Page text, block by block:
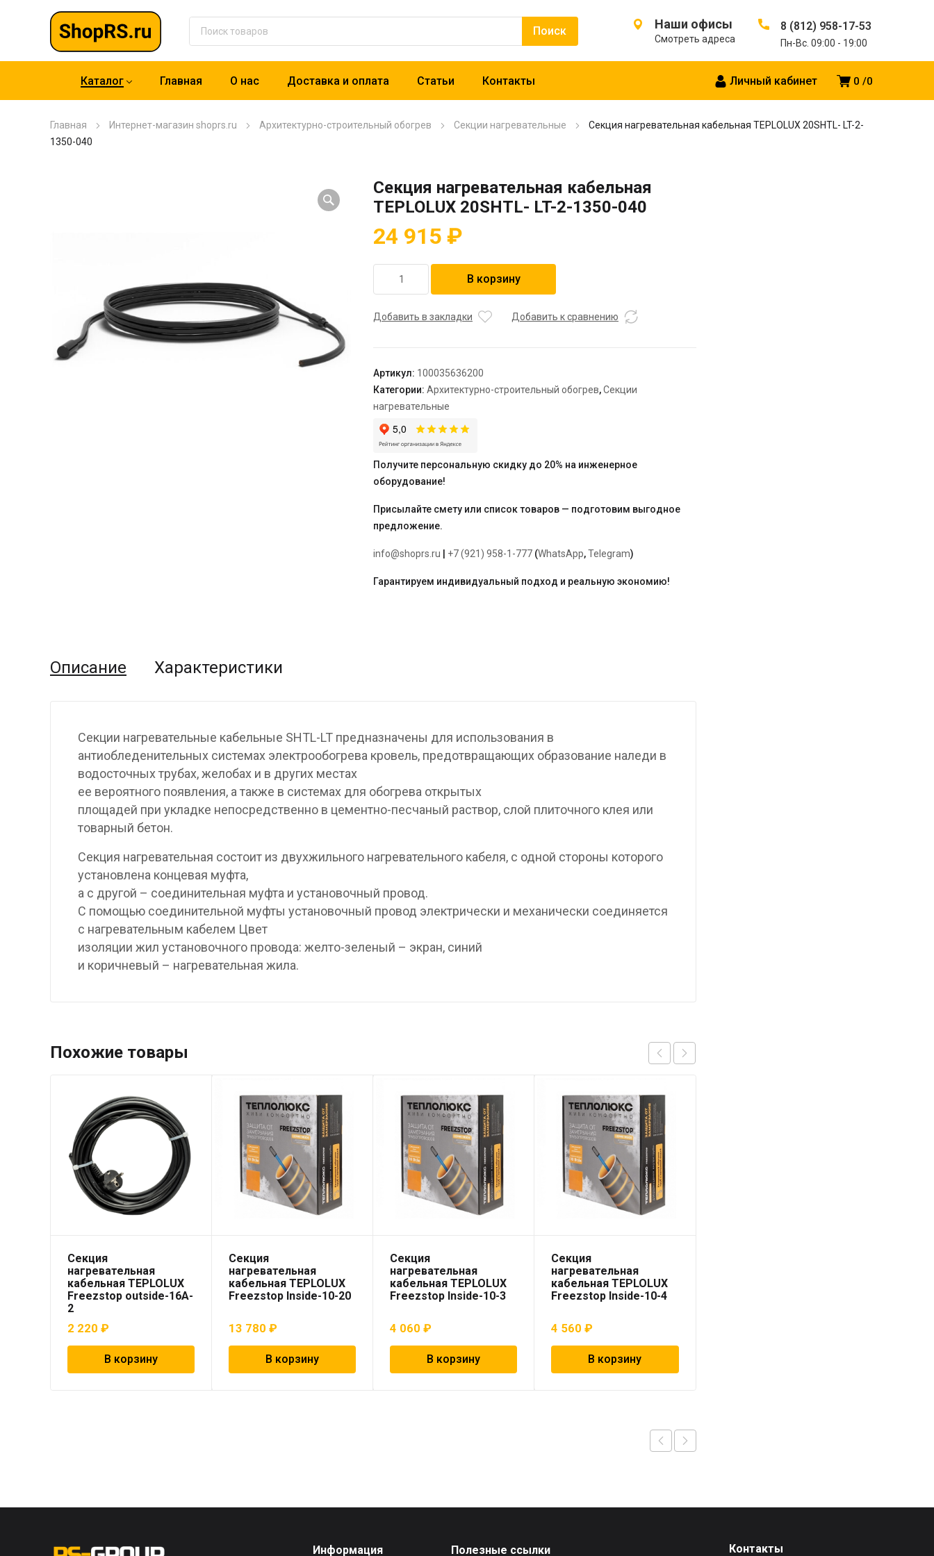
Наши офисы
Смотреть адреса
8 (812) 958-17-53
Пн-Вс. 09:00 - 19:00
0 0
Личный кабинет
Каталог Главная О нас Доставка и оплата Статьи Контакты
Главная Интернет-магазин shoprs.ru Архитектурно-строительный обогрев Секции нагревательные
Секция нагревательная кабельная TEPLOLUX 20SHTL- LT-2-
1350-040
Секция нагревательная кабельная
TEPLOLUX 20SHTL- LT-2-1350-040
24 915 ₽
товара
нагревательная
LT-
2-
1350-
040
В корзину
Добавить в закладки Добавить к сравнению
Артикул: 100035636200
Категории: Архитектурно-строительный обогрев,Секции
нагревательные
Получите персональную скидку до 20% на инженерное
оборудование!
Присылайте смету или список товаров — подготовим выгодное
предложение.
info@shoprs.ru +7 (921) 958-1-777 (WhatsApp,Telegram)
Гарантируем индивидуальный подход и реальную экономию!
Описание Характеристики
Секции нагревательные кабельные SHTL-LT предназначены для использования в
антиобледенительных системах электрообогрева кровель, предотвращающих образование наледи в
водосточных трубах, желобах и в других местах
ее вероятного появления, а также в системах для обогрева открытых
площадей при укладке непосредственно в цементно-песчаный раствор, слой плиточного клея или
товарный бетон.
Секция нагревательная состоит из двухжильного нагревательного кабеля, с одной стороны которого
установлена концевая муфта,
а с другой – соединительная муфта и установочный провод.
С помощью соединительной муфты установочный провод электрически и механически соединяется
с нагревательным кабелем Цвет
изоляции жил установочного провода: желто-зеленый – экран, синий
и коричневый – нагревательная жила.
Похожие товары
Секция
нагревательная
кабельная TEPLOLUX
Freezstop outside-16A-
2
2 220 ₽
В корзину
Секция
нагревательная
кабельная TEPLOLUX
Freezstop Inside-10-20
13 780₽
В корзину
Секция
нагревательная
кабельная TEPLOLUX
Freezstop Inside-10-3
4 060₽
В корзину
Секция
нагревательная
кабельная TEPLOLUX
Freezstop Inside-10-4
4 560₽
В корзину
Информация Полезные ссылки Контакты